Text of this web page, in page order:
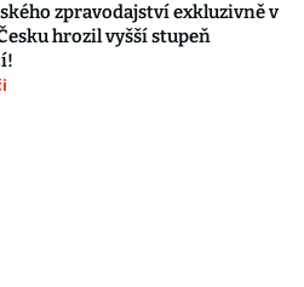
zpravodajství exkluzivně v
hrozil vyšší stupeň